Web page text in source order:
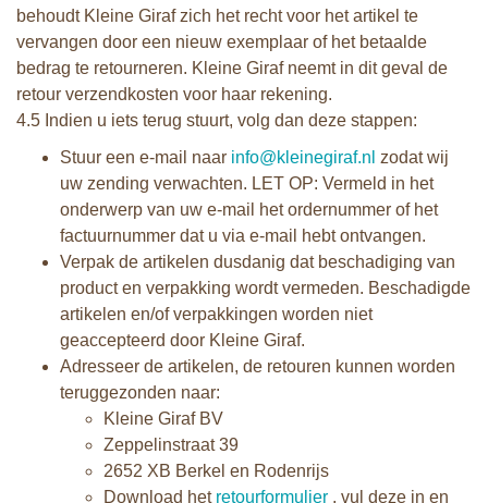
behoudt Kleine Giraf zich het recht voor het artikel te
vervangen door een nieuw exemplaar of het betaalde
bedrag te retourneren. Kleine Giraf neemt in dit geval de
retour verzendkosten voor haar rekening.
4.5 Indien u iets terug stuurt, volg dan deze stappen:
Stuur een e-mail naar info@kleinegiraf.nl zodat wij
uw zending verwachten. LET OP: Vermeld in het
onderwerp van uw e-mail het ordernummer of het
factuurnummer dat u via e-mail hebt ontvangen.
Verpak de artikelen dusdanig dat beschadiging van
product en verpakking wordt vermeden. Beschadigde
artikelen en/of verpakkingen worden niet
geaccepteerd door Kleine Giraf.
Adresseer de artikelen, de retouren kunnen worden
teruggezonden naar:
Kleine Giraf BV
Zeppelinstraat 39
2652 XB Berkel en Rodenrijs
Download het retourformulier , vul deze in en